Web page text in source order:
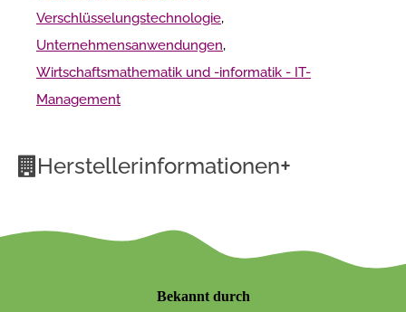
Verschlüsselungstechnologie,
Unternehmensanwendungen,
Wirtschaftsmathematik und -informatik - IT-
Management
Herstellerinformationen+
Bekannt durch